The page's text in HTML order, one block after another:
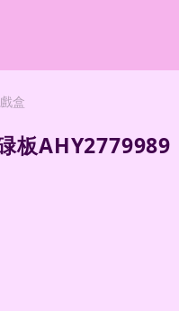
板AHY2779989
盒